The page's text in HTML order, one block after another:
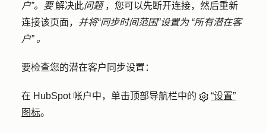
户”。要解决此问题 ，您可以先断开连接，然后重新
连接该页面，
并将“同步时间范围”设置为 “所有潜在客
户” 。
要检查您的潜在客户同步设置：
在 HubSpot 帐户中，单击顶部导航栏中的
“设置”
图标。